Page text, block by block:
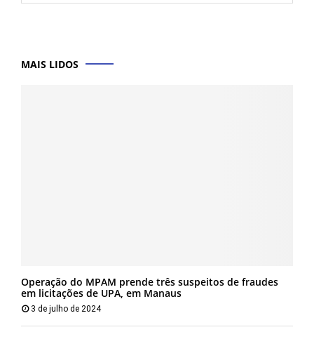
MAIS LIDOS
Operação do MPAM prende três suspeitos de fraudes
em licitações de UPA, em Manaus
3 de julho de 2024